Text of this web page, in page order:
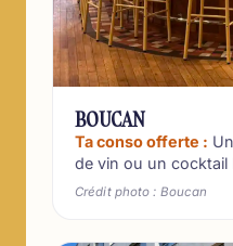
BOUCAN
Ta conso offerte :
de vin ou un cocktail
Crédit photo : Boucan